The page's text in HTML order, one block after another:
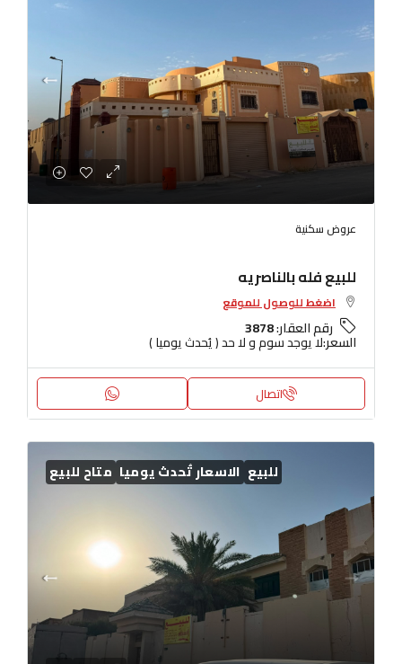
عروض سكنية
للبيع فله بالناصريه
اضغط للوصول للموقع
رقم العقار:3878
السعر:لا يوجد سوم و لا حد ( يُحدث يوميا )
اتصال
للبيع الاسعار تُحدث يوميا متاح للبيع